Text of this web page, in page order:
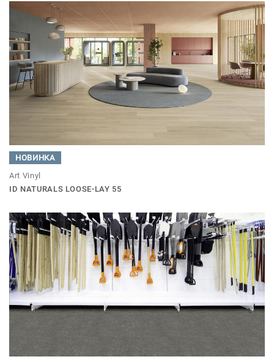
НОВИНКА
Art Vinyl
ID NATURALS LOOSE-LAY 55